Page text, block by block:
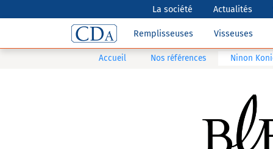
La société Actualités
Remplisseuses Visseuses
Accueil Nos références Ninon